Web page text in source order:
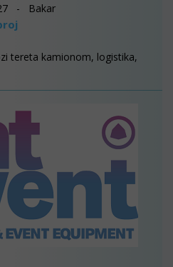
- Bakar
tereta kamionom, logistika,